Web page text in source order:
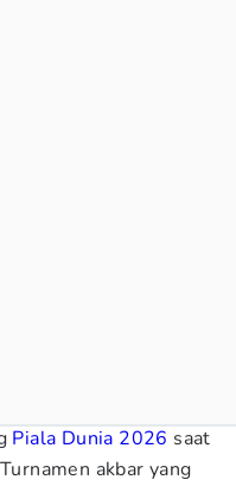
Piala Dunia 2026 saat
akbar yang